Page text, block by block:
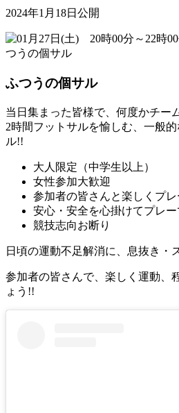
2024年1月18日公開
ふつうの個サル
当日集まった皆様で、何度かチー
2時間フットサルを愉しむ、一般
ル!!
大人限定（中学生以上）
女性参加大歓迎
参加者の皆さんと楽しくプ
安心・安全を心掛けてプレ
競技志向お断り
日頃の運動不足解消に、息抜き・
参加者の皆さんで、楽しく運動、
ょう!!